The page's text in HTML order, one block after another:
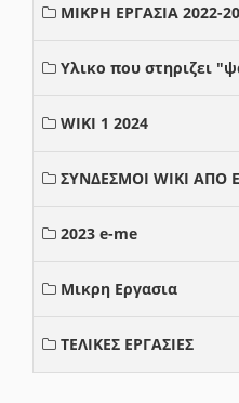
ΜΙΚΡΗ ΕΡΓΑΣΙΑ 2022-
Υλικο που στηριζει
WIKI 1 2024
ΣΥΝΔΕΣΜΟΙ WIKI ΑΠΟ
2023 e-me
Μικρη Εργασια
ΤΕΛΙΚΕΣ ΕΡΓΑΣΙΕΣ